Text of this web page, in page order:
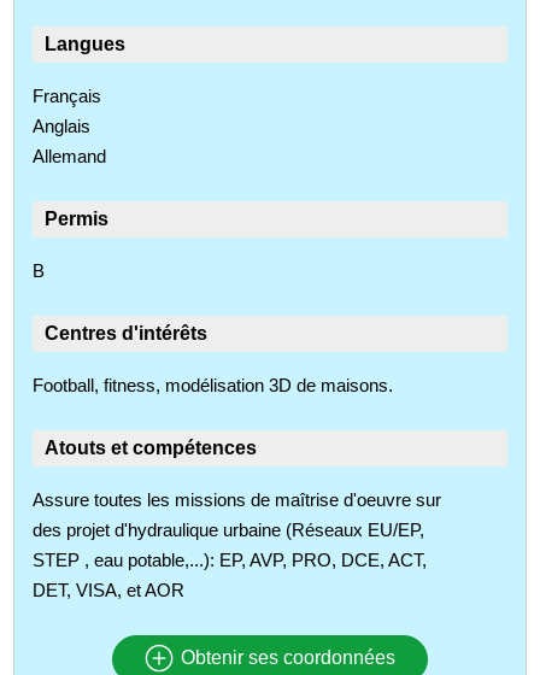
Langues
Français
Anglais
Allemand
Permis
B
Centres d'intérêts
Football, fitness, modélisation 3D de maisons.
Atouts et compétences
Assure toutes les missions de maîtrise d'oeuvre sur
des projet d'hydraulique urbaine (Réseaux EU/EP,
STEP , eau potable,...): EP, AVP, PRO, DCE, ACT,
DET, VISA, et AOR
Obtenir ses coordonnées